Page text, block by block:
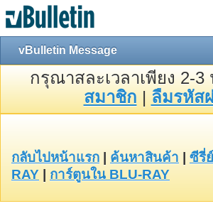
vBulletin Message
กรุณาสละเวลาเพียง 2-3
สมาชิก | ลืมรหัส
กลับไปหน้าแรก ค้นหาสินค้า
ซีรี่
RAY
การ์ตูนใน BLU-RAY